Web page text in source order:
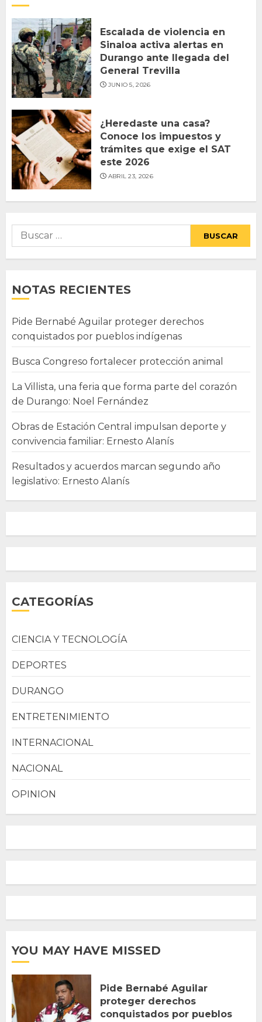
Escalada de violencia en
Sinaloa activa alertas en
Durango ante llegada del
General Trevilla
JUNIO 5, 2026
¿Heredaste una casa?
Conoce los impuestos y
trámites que exige el SAT
este 2026
ABRIL 23, 2026
Buscar:
NOTAS RECIENTES
Pide Bernabé Aguilar proteger derechos
conquistados por pueblos indígenas
Busca Congreso fortalecer protección animal
La Villista, una feria que forma parte del corazón
de Durango: Noel Fernández
Obras de Estación Central impulsan deporte y
convivencia familiar: Ernesto Alanís
Resultados y acuerdos marcan segundo año
legislativo: Ernesto Alanís
CATEGORÍAS
CIENCIA Y TECNOLOGÍA
DEPORTES
DURANGO
ENTRETENIMIENTO
INTERNACIONAL
NACIONAL
OPINION
YOU MAY HAVE MISSED
Pide Bernabé Aguilar
proteger derechos
conquistados por pueblos